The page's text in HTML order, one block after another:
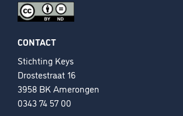
CONTACT
Stichting Keys
Drostestraat 16
3958 BK Amerongen
0343 74 57 00